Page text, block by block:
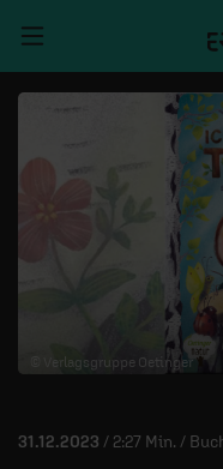
MITMACHEN
© Verlagsgruppe Oetinger
31.12.2023 / 2:27 Min. /